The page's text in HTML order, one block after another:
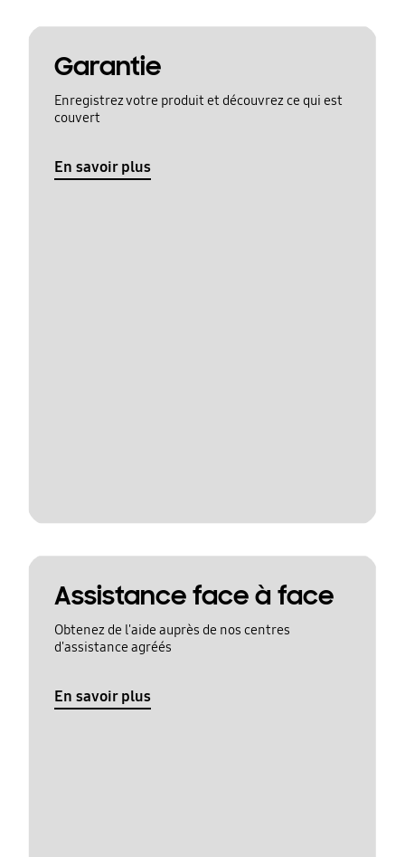
Garantie
Enregistrez votre produit et découvrez ce qui est
couvert
En savoir plus
Assistance face à face
Obtenez de l'aide auprès de nos centres
d'assistance agréés
En savoir plus